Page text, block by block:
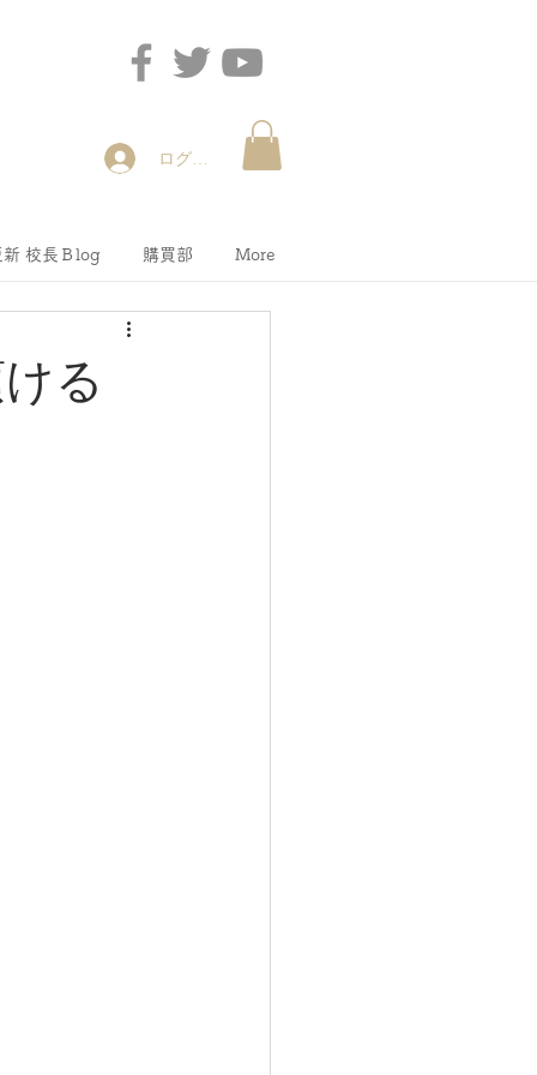
ログイン
新 校長Ｂlog 購買部 More
る